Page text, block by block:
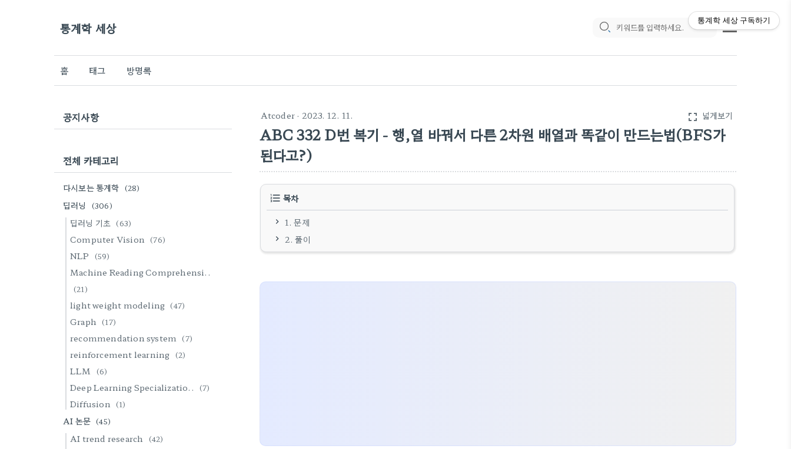
통계학 세상
홈 태그 방명록
Atcoder· 2023. 12. 11. fullscreen 넓게보기
ABC 332 D번 복기 - 행,열 바꿔서 다른 2차원 배열과 똑같이 만드는법(BFS가
된다고?)
목차
1. 문제
2. 풀이
공지사항
전체 카테고리
다시보는 통계학 (28)
딥러닝 (306)
딥러닝 기초 (63)
Computer Vision (76)
NLP (59)
Machine Reading Comprehensi..
(21)
light weight modeling (47)
Graph (17)
recommendation system (7)
reinforcement learning (2)
LLM (6)
Deep Learning Specializatio.. (7)
Diffusion (1)
AI 논문 (45)
AI trend research (42)
통계학 세상 구독하기